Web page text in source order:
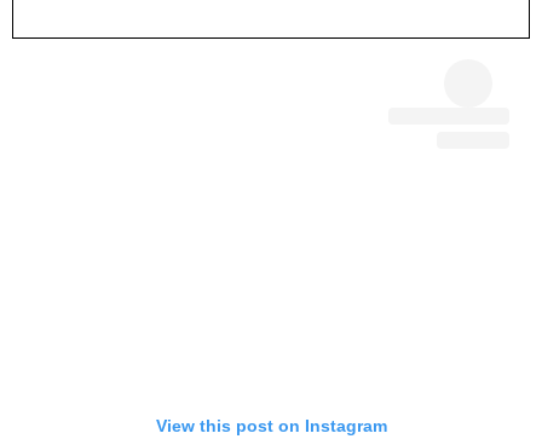
View this post on Instagram